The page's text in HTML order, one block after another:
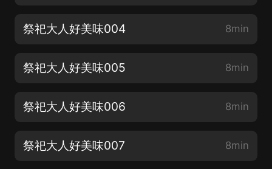
祭祀大人好美味004 8min
祭祀大人好美味005 8min
祭祀大人好美味006 8min
祭祀大人好美味007 8min